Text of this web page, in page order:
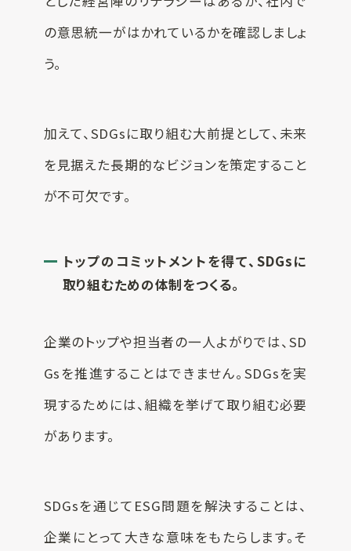
の意思統一がはかれているかを確認しましょ
う。
加えて、SDGsに取り組む大前提として、未来
を見据えた長期的なビジョンを策定すること
が不可欠です。
トップのコミットメントを得て、SDGsに
取り組むための体制をつくる。
企業のトップや担当者の一人よがりでは、SD
Gsを推進することはできません。SDGsを実
現するためには、組織を挙げて取り組む必要
があります。
SDGsを通じてESG問題を解決することは、
企業にとって大きな意味をもたらします。そ